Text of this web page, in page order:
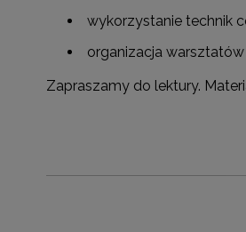
wykorzystanie technik
organizacja
Zapraszamy do lektury.